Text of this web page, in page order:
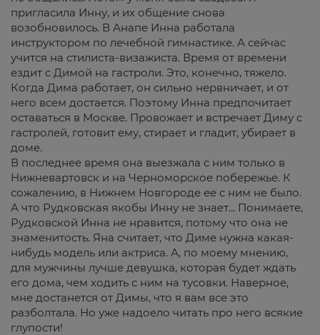
пригласила Инну, и их общение снова
возобновилось. В Анапе Инна работала
инструктором по лечебной гимнастике. А сейчас
учится на стилиста-визажиста. Время от времени
ездит с Димой на гастроли. Это, конечно, тяжело.
Когда Дима работает, он сильно нервничает, и от
него всем достается. Поэтому Инна предпочитает
оставаться в Москве. Провожает и встречает Диму с
гастролей, готовит ему, стирает и гладит, убирает в
доме.
В последнее время она выезжала с ним только в
Нижневартовск и на Черноморское побережье. К
сожалению, в Нижнем Новгороде ее с ним не было.
А что Рудковская якобы Инну не знает... Понимаете,
Рудковской Инна не нравится, потому что она не
знаменитость. Яна считает, что Диме нужна какая-
нибудь модель или актриса. А, по моему мнению,
для мужчины лучше девушка, которая будет ждать
его дома, чем ходить с ним на тусовки. Наверное,
мне достанется от Димы, что я вам все это
разболтала. Но уже надоело читать про него всякие
глупости!